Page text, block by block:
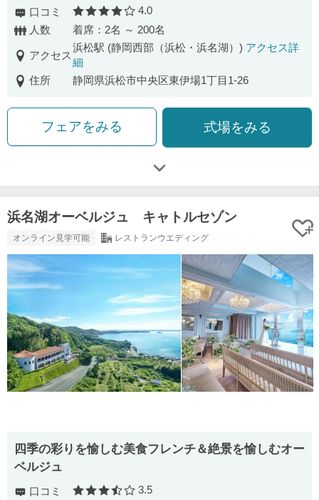
口コミ 口コミ評価
4.0
人数
着席：2名 ～ 200名
アクセス
浜松駅 (静岡西部（浜松・浜名湖）) アクセス詳
細
住所
静岡県浜松市中央区東伊場1丁目1-26
フェアをみる 式場をみる
浜名湖オーベルジュ キャトルセゾン
オンライン見学可能 レストランウエディング
四季の彩りを愉しむ美食フレンチ＆絶景を愉しむオー
ベルジュ
口コミ 口コミ評価
3.5